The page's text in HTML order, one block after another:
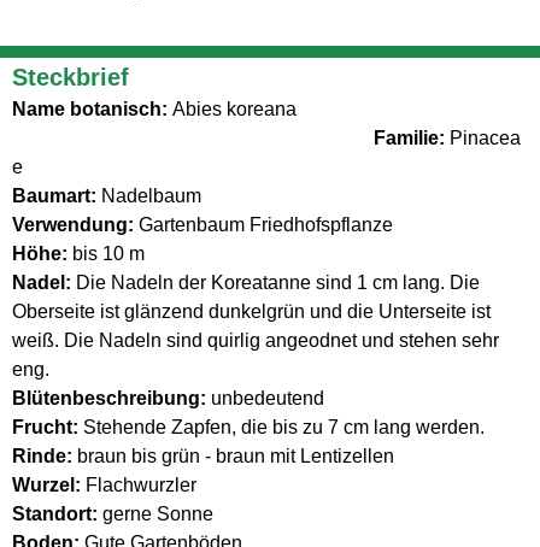
Steckbrief
Name botanisch: Abies koreana
Familie: Pinacea
e
Baumart: Nadelbaum
Verwendung: Gartenbaum Friedhofspflanze
Höhe: bis 10 m
Nadel: Die Nadeln der Koreatanne sind 1 cm lang. Die
Oberseite ist glänzend dunkelgrün und die Unterseite ist
weiß. Die Nadeln sind quirlig angeodnet und stehen sehr
eng.
Blütenbeschreibung: unbedeutend
Frucht: Stehende Zapfen, die bis zu 7 cm lang werden.
Rinde: braun bis grün - braun mit Lentizellen
Wurzel: Flachwurzler
Standort: gerne Sonne
Boden: Gute Gartenböden